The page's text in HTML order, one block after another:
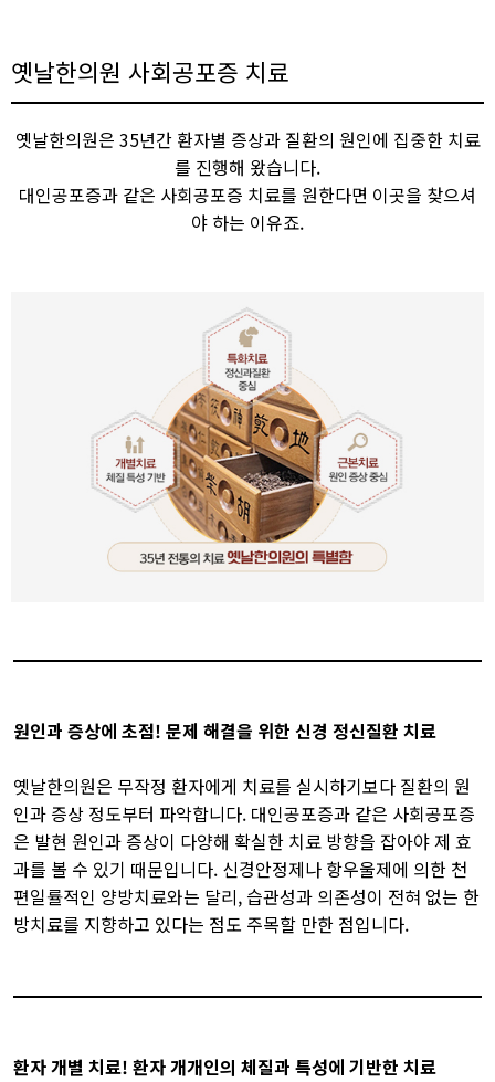
옛날한의원 사회공포증 치료
옛날한의원은 35년간 환자별 증상과 질환의 원인에 집중한 치료
를 진행해 왔습니다.
대인공포증과 같은 사회공포증 치료를 원한다면 이곳을 찾으셔
야 하는 이유죠.
원인과 증상에 초점! 문제 해결을 위한 신경 정신질환 치료​
옛날한의원은 무작정 환자에게 치료를 실시하기보다 질환의 원
인과 증상 정도부터 파악합니다. 대인공포증과 같은 사회공포증
은 발현 원인과 증상이 다양해 확실한 치료 방향을 잡아야 제 효
과를 볼 수 있기 때문입니다. 신경안정제나 항우울제에 의한 천
편일률적인 양방치료와는 달리, 습관성과 의존성이 전혀 없는 한
방치료를 지향하고 있다는 점도 주목할 만한 점입니다.​
환자 개별 치료! 환자 개개인의 체질과 특성에 기반한 치료​